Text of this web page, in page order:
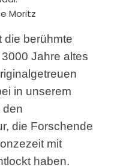
Moritz
die berühmte
Jahre altes
in unserem
den
die Forschende
mit
haben.